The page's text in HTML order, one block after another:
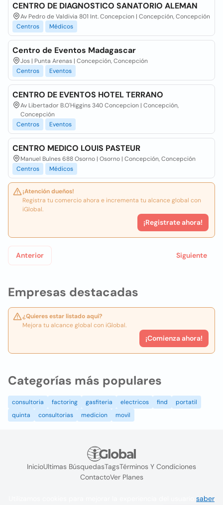
Empresas destacadas
¿Quieres estar listado aquí?
Mejora tu alcance global con iGlobal.
¡Comienza ahora!
CENTRO DE DIAGNOSTICO SANATORIO ALEMAN
Av Pedro de Valdivia 801 Int. Concepcion | Concepción, Concepción
Centros
Médicos
Centro de Eventos Madagascar
Jos | Punta Arenas | Concepción, Concepción
Centros
Eventos
CENTRO DE EVENTOS HOTEL TERRANO
Av Libertador B.O'Higgins 340 Concepcion | Concepción,
Concepción
Centros
Eventos
CENTRO MEDICO LOUIS PASTEUR
Manuel Bulnes 688 Osorno | Osorno | Concepción, Concepción
Centros
Médicos
¡Atención dueños!
Registra tu comercio ahora e incrementa tu alcance global con
iGlobal.
¡Registrate ahora!
Anterior Siguiente
Categorías más populares
consultoria factoring gasfiteria electricos find
portatil
quinta
consultorias medicion movil
InicioUltimas BúsquedasTagsTérminos Y Condiciones
ContactoVer Planes
saber